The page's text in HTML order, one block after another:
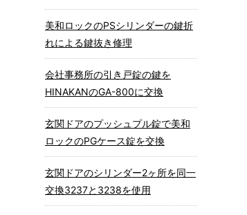
美和ロックのPSシリンダーの鍵折
れによる鍵抜き修理
会社事務所の引き戸錠の鍵を
HINAKANのGA-800に交換
玄関ドアのプッシュプル錠で美和
ロックのPGケース錠を交換
玄関ドアのシリンダー2ヶ所を同一
交換3237と3238を使用